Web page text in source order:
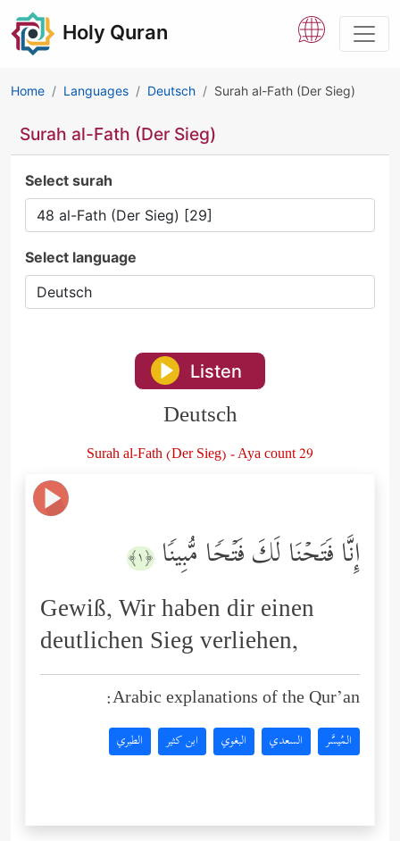
Holy Quran
Home Languages Deutsch Surah al-Fath (Der Sieg)
Surah al-Fath (Der Sieg)
Select surah
Select language
Listen
Deutsch
Surah al-Fath (Der Sieg) - Aya count 29
إِنَّا فَتَحۡنَا لَكَ فَتۡحࣰا مُّبِینࣰا ﴿١﴾
Gewiß, Wir haben dir einen
deutlichen Sieg verliehen,
Arabic explanations of the Qur’an:
المُيسَّر السعدي البغوي ابن كثير الطبري